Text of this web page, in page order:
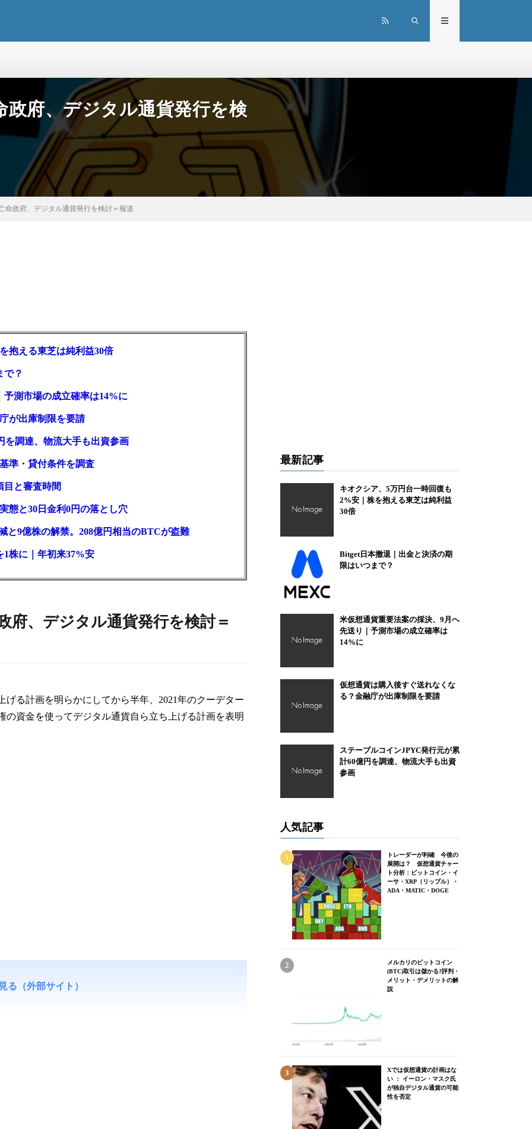
府、デジタル通貨発行を検
命政府、デジタル通貨発行を検討＝報道
抱える東芝は純利益30倍
で？
測市場の成立確率は14%に
が出庫制限を要請
を調達、物流大手も出資参画
準・貸付条件を調査
目と審査時間
態と30日金利0円の落とし穴
と9億株の解禁。208億円相当のBTCが盗難
株に｜年初来37%安
府、デジタル通貨発行を検討＝
る計画を明らかにしてから半年、2021年のクーデター
資金を使ってデジタル通貨自ら立ち上げる計画を表明
る（外部サイト）
最新記事
キオクシア、5万円台一時回復も
2%安｜株を抱える東芝は純利益
30倍
Bitget日本撤退｜出金と決済の期
限はいつまで？
米仮想通貨重要法案の採決、9月へ
先送り｜予測市場の成立確率は
14%に
仮想通貨は購入後すぐ送れなくな
る？金融庁が出庫制限を要請
ステーブルコインJPYC発行元が累
計60億円を調達、物流大手も出資
参画
人気記事
トレーダーが利確 今後の
展開は？ 仮想通貨チャー
ト分析：ビットコイン・イ
ーサ・XRP（リップル）・
ADA・MATIC・DOGE
メルカリのビットコイン
(BTC)取引は儲かる?評判・
メリット・デメリットの解
説
Xでは仮想通貨の計画はな
い ： イーロン・マスク氏
が独自デジタル通貨の可能
性を否定